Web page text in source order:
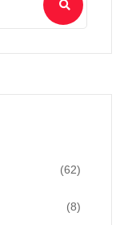
(62)
(8)